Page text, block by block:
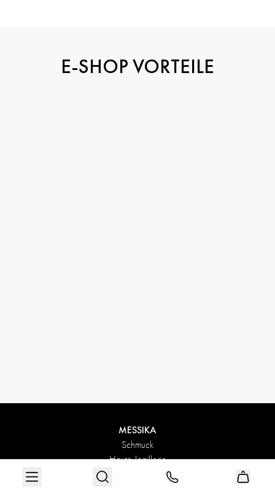
E-SHOP VORTEILE
MESSIKA
Schmuck
Haute Joaillerie
Die Maison Messika